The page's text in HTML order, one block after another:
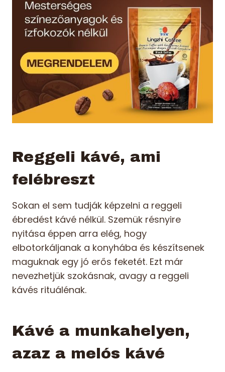
Reggeli kávé, ami
felébreszt
Sokan el sem tudják képzelni a reggeli
ébredést kávé nélkül. Szemük résnyire
nyitása éppen arra elég, hogy
elbotorkáljanak a konyhába és készítsenek
maguknak egy jó erős feketét. Ezt már
nevezhetjük szokásnak, avagy a reggeli
kávés rituálénak.
Kávé a munkahelyen,
azaz a melós kávé